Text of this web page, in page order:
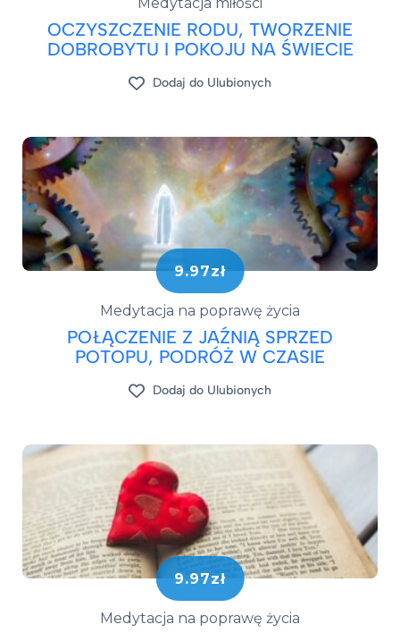
OCZYSZCZENIE RODU, TWORZENIE
DOBROBYTU I POKOJU NA ŚWIECIE
Dodaj do Ulubionych
9.97zł
Medytacja na poprawę życia
POŁĄCZENIE Z JAŹNIĄ SPRZED
POTOPU, PODRÓŻ W CZASIE
Dodaj do Ulubionych
9.97zł
Medytacja na poprawę życia